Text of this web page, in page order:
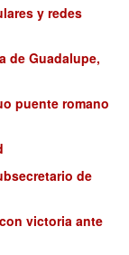
y redes
de Guadalupe,
puente romano
de
victoria ante